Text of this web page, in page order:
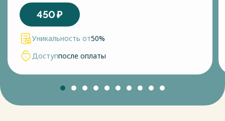
450₽
Уникальность от50%
Доступпосле оплаты